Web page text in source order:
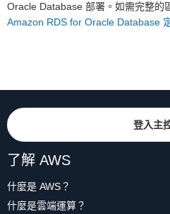
Oracle Database 部署。如需完整的
Amazon RDS for Oracle Database
登入主
了解 AWS
什麼是 AWS？
什麼是雲端運算？